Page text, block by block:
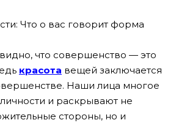
Что о вас говорит форма
что совершенство — это
красота вещей заключается
Наши лица многое
и раскрывают не
стороны, но и